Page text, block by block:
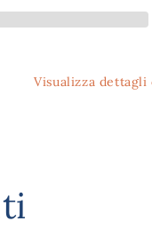
Ialuronico
Visualizza dettagli